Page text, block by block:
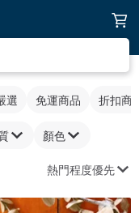
選 免運商品 折扣商
顏色
熱門程度優先